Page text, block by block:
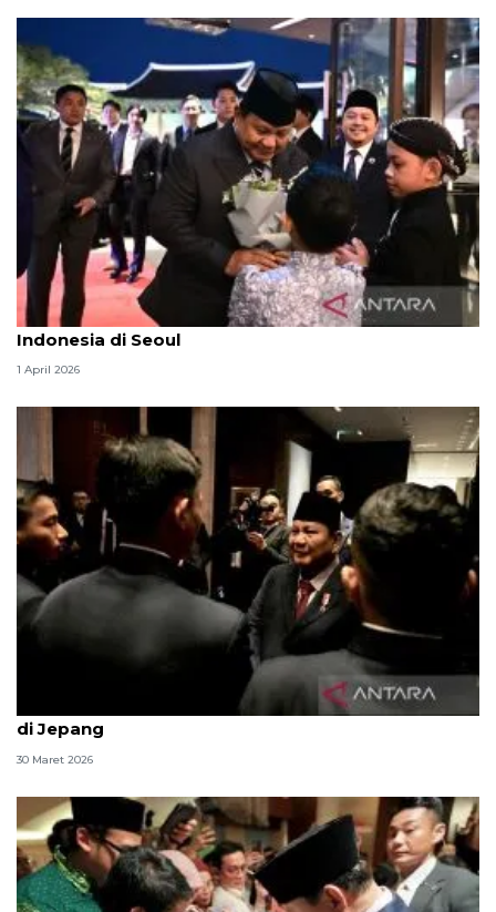
Presiden Prabowo disambut hangat anak-anak
Indonesia di Seoul
1 April 2026
Presiden Prabowo disambut hangat anak diaspora
di Jepang
30 Maret 2026